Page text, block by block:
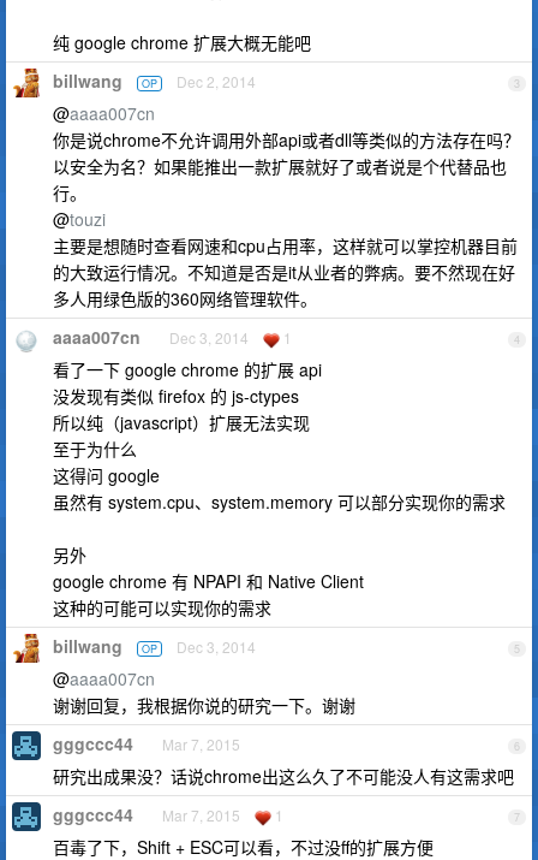
纯 google chrome 扩展大概无能吧
3
billwang OP Dec 2, 2014
@aaaa007cn
你是说chrome不允许调用外部api或者dll等类似的方法存在吗？
以安全为名？如果能推出一款扩展就好了或者说是个代替品也
行。
@touzi
主要是想随时查看网速和cpu占用率，这样就可以掌控机器目前
的大致运行情况。不知道是否是it从业者的弊病。要不然现在好
多人用绿色版的360网络管理软件。
4
aaaa007cn Dec 3, 2014 1
看了一下 google chrome 的扩展 api
没发现有类似 firefox 的 js-ctypes
所以纯（javascript）扩展无法实现
至于为什么
这得问 google
虽然有 system.cpu、system.memory 可以部分实现你的需求
另外
google chrome 有 NPAPI 和 Native Client
这种的可能可以实现你的需求
5
billwang OP Dec 3, 2014
@aaaa007cn
谢谢回复，我根据你说的研究一下。谢谢
6
gggccc44 Mar 7, 2015
研究出成果没？话说chrome出这么久了不可能没人有这需求吧
7
gggccc44 Mar 7, 2015 1
百毒了下，Shift + ESC可以看，不过没ff的扩展方便